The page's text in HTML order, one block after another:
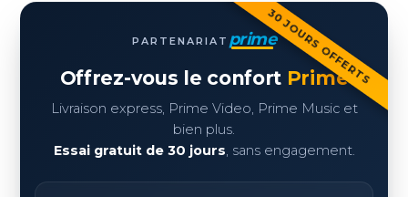
30 JOURS OFFERTS
PARTENARIAT prime
Offrez-vous le confort Prime
Livraison express, Prime Video, Prime Music et
bien plus.
Essai gratuit de 30 jours, sans engagement.